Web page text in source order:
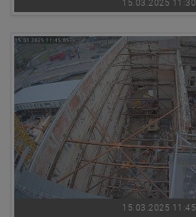
15.03.2025 11:30
15.03.2025 11:45